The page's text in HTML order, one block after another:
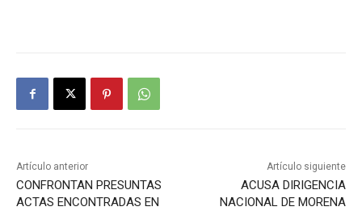
Artículo anterior
CONFRONTAN PRESUNTAS
ACTAS ENCONTRADAS EN
Artículo siguiente
ACUSA DIRIGENCIA
NACIONAL DE MORENA